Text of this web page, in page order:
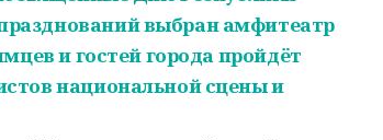
выбран амфитеатр
и гостей города пройдёт
национальной сцены и